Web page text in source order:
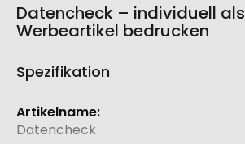
Datencheck – individuell als
Werbeartikel bedrucken
Spezifikation
Weitere
Informationen
Datencheck